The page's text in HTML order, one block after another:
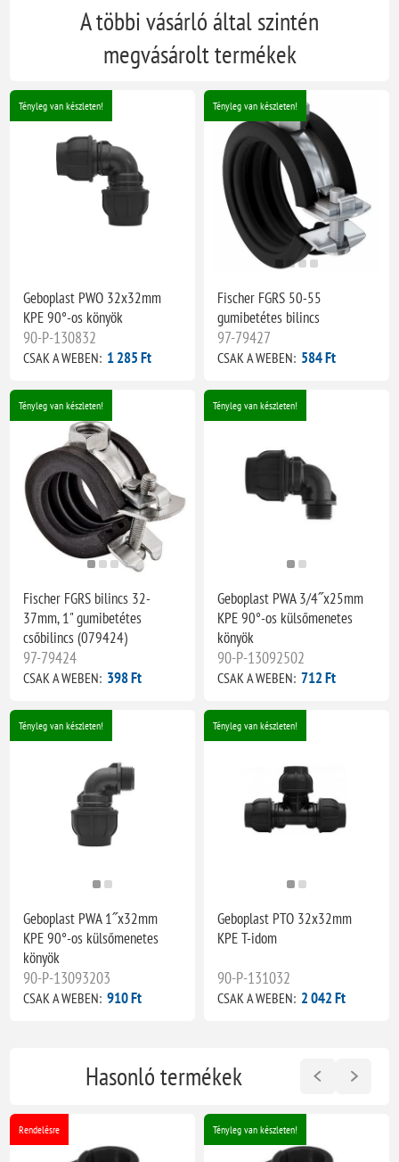
A többi vásárló által szintén
megvásárolt termékek
Tényleg van készleten!
Geboplast PWO 32x32mm
KPE 90°-os könyök
90-P-130832
CSAK A WEBEN: 1 285 Ft
Tényleg van készleten!
Fischer FGRS 50-55
gumibetétes bilincs
97-79427
CSAK A WEBEN: 584 Ft
Tényleg van készleten!
Fischer FGRS bilincs 32-
37mm, 1" gumibetétes
csőbilincs (079424)
97-79424
CSAK A WEBEN: 398 Ft
Tényleg van készleten!
Geboplast PWA 3/4˝x25mm
KPE 90°-os külsőmenetes
könyök
90-P-13092502
CSAK A WEBEN: 712 Ft
Tényleg van készleten!
Geboplast PWA 1˝x32mm
KPE 90°-os külsőmenetes
könyök
90-P-13093203
CSAK A WEBEN: 910 Ft
Tényleg van készleten!
Geboplast PTO 32x32mm
KPE T-idom
90-P-131032
CSAK A WEBEN: 2 042 Ft
Hasonló termékek
Rendelésre Tényleg van készleten!